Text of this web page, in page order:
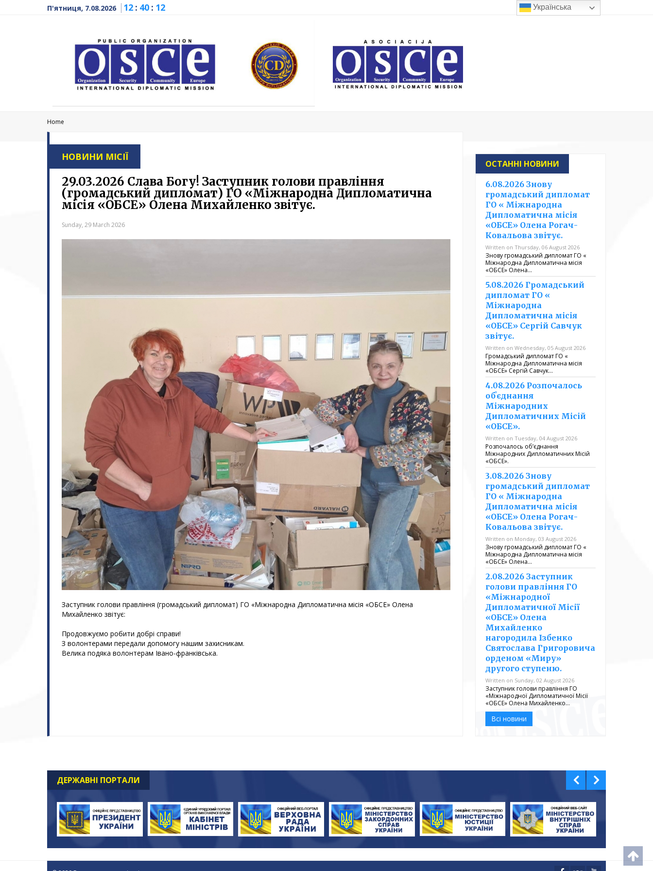
П'ятниця, 7.08.2026 12 : 40 : 12 Українська
Home
НОВИНИ МІСІЇ
29.03.2026 Слава Богу! Заступник голови правління
(громадський дипломат) ГО «Міжнародна Дипломатична
місія «ОБСЕ» Олена Михайленко звітує.
Sunday, 29 March 2026
Заступник голови правління (громадський дипломат) ГО «Міжнародна Дипломатична місія «ОБСЕ» Олена
Михайленко звітує:
Продовжуємо робити добрі справи!
З волонтерами передали допомогу нашим захисникам.
Велика подяка волонтерам Івано-франківська.
ОСТАННІ НОВИНИ
6.08.2026 Знову
громадський дипломат
ГО « Міжнародна
Дипломатична місія
«ОБСЕ» Олена Рогач-
Ковальова звітує.
Written on Thursday, 06 August 2026
Знову громадський дипломат ГО «
Міжнародна Дипломатична місія
«ОБСЕ» Олена…
5.08.2026 Громадський
дипломат ГО «
Міжнародна
Дипломатична місія
«ОБСЕ» Сергій Савчук
звітує.
Written on Wednesday, 05 August 2026
Громадський дипломат ГО «
Міжнародна Дипломатична місія
«ОБСЕ» Сергій Савчук…
4.08.2026 Розпочалось
обʼєднання
Міжнародних
Дипломатичних Місій
«ОБСЕ».
Written on Tuesday, 04 August 2026
Розпочалось обʼєднання
Міжнародних Дипломатичних Місій
«ОБСЕ».
3.08.2026 Знову
громадський дипломат
ГО « Міжнародна
Дипломатична місія
«ОБСЕ» Олена Рогач-
Ковальова звітує.
Written on Monday, 03 August 2026
Знову громадський дипломат ГО «
Міжнародна Дипломатична місія
«ОБСЕ» Олена…
2.08.2026 Заступник
голови правління ГО
«Міжнародної
Дипломатичної Місії
«ОБСЕ» Олена
Михайленко
нагородила Ізбенко
Святослава Григоровича
орденом «Миру»
другого ступеню.
Written on Sunday, 02 August 2026
Заступник голови правління ГО
«Міжнародної Дипломатичної Місії
«ОБСЕ» Олена Михайленко…
Всі новини
ДЕРЖАВНІ ПОРТАЛИ